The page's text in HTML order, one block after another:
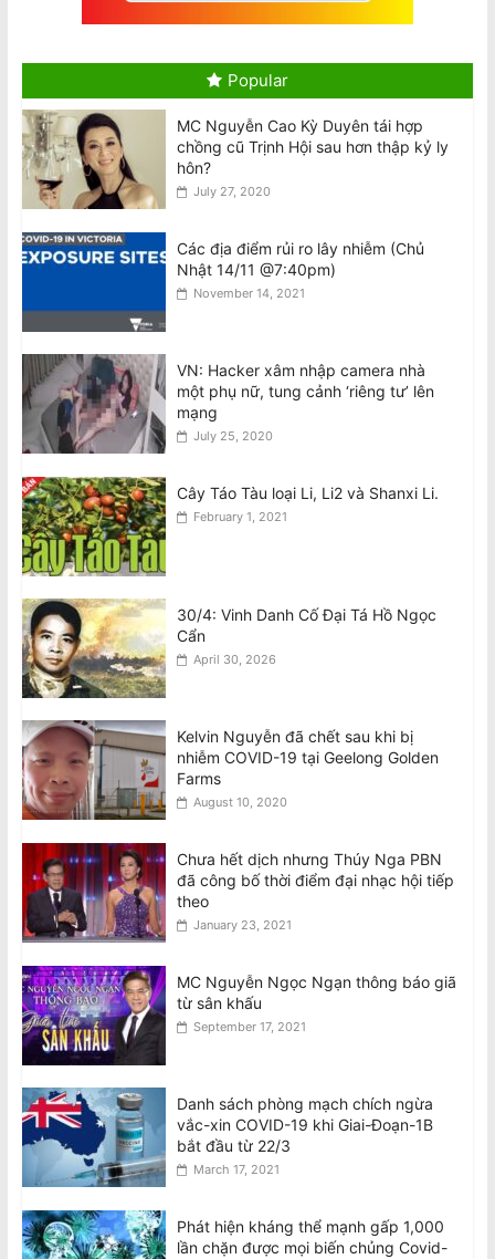
Hai máy bay Jetstar và Qatar suýt va
August 10, 2026
Tô Lâm dự Diễn đàn Tech Connect tại
Sydney, đối mặt các cuộc biểu tình
khắp Úc
Tổng Bí thư kiêm Chủ tịch nước Tô
Lâm đến Sydney tối 9/8, bắt đầu
chuyến thăm Úc
Cộng đồng tập hợp đòi công lý sau
cái chết của chủ cửa hàng được yêu
mến Trương Văn Việt
August 10, 2026
Popular
MC Nguyễn Cao Kỳ Duyên tái hợp
chồng cũ Trịnh Hội sau hơn thập kỷ ly
hôn?
July 27, 2020
Các địa điểm rủi ro lây nhiễm (Chủ
Nhật 14/11 @7:40pm)
November 14, 2021
VN: Hacker xâm nhập camera nhà
một phụ nữ, tung cảnh ‘riêng tư’ lên
mạng
July 25, 2020
Cây Táo Tàu loại Li, Li2 và Shanxi Li.
February 1, 2021
30/4: Vinh Danh Cố Đại Tá Hồ Ngọc
Cẩn
April 30, 2026
Kelvin Nguyễn đã chết sau khi bị
nhiễm COVID-19 tại Geelong Golden
Farms
August 10, 2020
Chưa hết dịch nhưng Thúy Nga PBN
đã công bố thời điểm đại nhạc hội tiếp
theo
January 23, 2021
MC Nguyễn Ngọc Ngạn thông báo giã
từ sân khấu
September 17, 2021
Danh sách phòng mạch chích ngừa
vắc-xin COVID-19 khi Giai-Đoạn-1B
bắt đầu từ 22/3
March 17, 2021
Phát hiện kháng thể mạnh gấp 1,000
lần chặn được mọi biến chủng Covid-